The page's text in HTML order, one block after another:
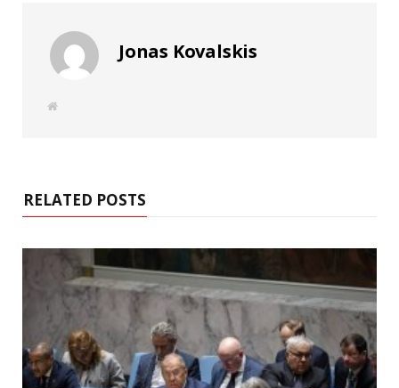
Jonas Kovalskis
W
RELATED POSTS